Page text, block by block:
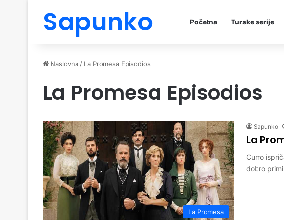
Sapunko Početna Turske serije
Naslovna / La Promesa Episodios
La Promesa Episodios
La Promesa
Sapunko
La
Curro
dobro